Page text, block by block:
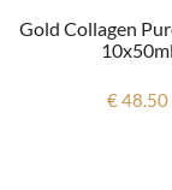
Gold Collagen
10x50ml
€ 48.50